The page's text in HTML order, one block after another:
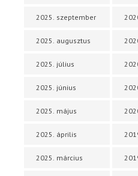
2025. szeptember
2025. augusztus
2025. július
2025. június
2025. május
2025. április
2025. március